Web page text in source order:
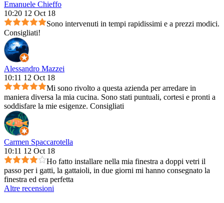
Emanuele Chieffo
10:20 12 Oct 18
Sono intervenuti in tempi rapidissimi e a prezzi modici.
Consigliati!
Alessandro Mazzei
10:11 12 Oct 18
Mi sono rivolto a questa azienda per arredare in
maniera diversa la mia cucina. Sono stati puntuali, cortesi e pronti a
soddisfare la mie esigenze. Consigliati
Carmen Spaccarotella
10:11 12 Oct 18
Ho fatto installare nella mia finestra a doppi vetri il
passo per i gatti, la gattaioli, in due giorni mi hanno consegnato la
finestra ed era perfetta
Altre recensioni